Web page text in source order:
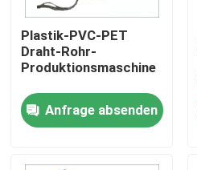
Heim
Produkte
Über uns
Plastik-PVC-PET
Draht-Rohr-
Produktionsmaschine
Anfrage absenden